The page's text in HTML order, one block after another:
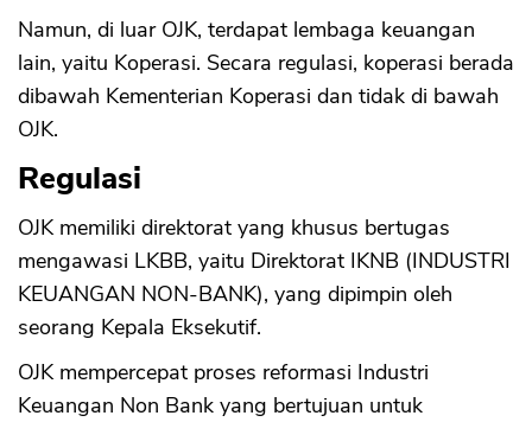
Namun, di luar OJK, terdapat lembaga keuangan
lain, yaitu Koperasi. Secara regulasi, koperasi berada
dibawah Kementerian Koperasi dan tidak di bawah
OJK.
Regulasi
OJK memiliki direktorat yang khusus bertugas
mengawasi LKBB, yaitu Direktorat IKNB (INDUSTRI
KEUANGAN NON-BANK), yang dipimpin oleh
seorang Kepala Eksekutif.
OJK mempercepat proses reformasi Industri
Keuangan Non Bank yang bertujuan untuk